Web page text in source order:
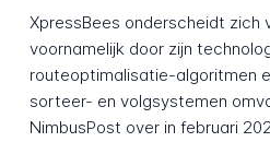
XpressBees onderscheidt zich
voornamelijk door zijn
routeoptimalisatie-algoritmen
sorteer- en volgsystemen
NimbusPost over in februari